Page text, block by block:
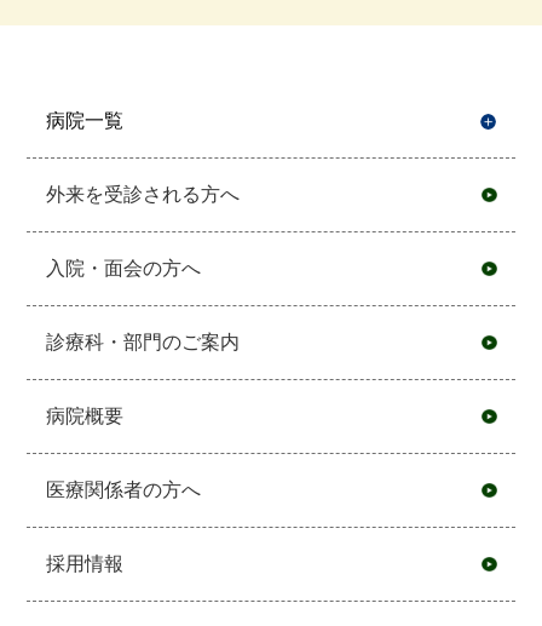
病院一覧
外来を受診される方へ
入院・面会の方へ
診療科・部門のご案内
病院概要
医療関係者の方へ
採用情報